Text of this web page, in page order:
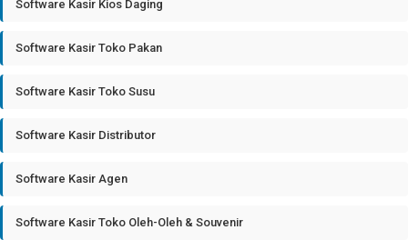
Software Kasir Kios Daging
Software Kasir Toko Pakan
Software Kasir Toko Susu
Software Kasir Distributor
Software Kasir Agen
Software Kasir Toko Oleh-Oleh & Souvenir